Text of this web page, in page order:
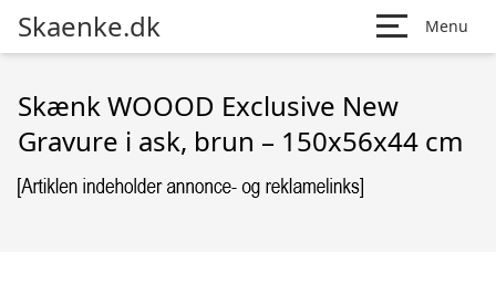
Skaenke.dk Menu
Skænk WOOOD Exclusive New
Gravure i ask, brun – 150x56x44 cm